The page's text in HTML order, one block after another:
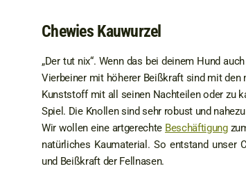
Chewies Kauwurzel
„Der tut nix“. Wenn das bei deinem Hund
Vierbeiner mit höherer Beißkraft sind mit
Kunststoff mit all seinen Nachteilen oder zu
Spiel. Die Knollen sind sehr robust und
Wir wollen eine artgerechte Beschäftigung
natürliches Kaumaterial. So entstand unser
und Beißkraft der Fellnasen.